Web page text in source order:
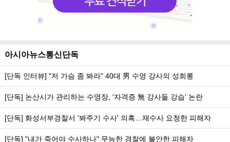
아시아뉴스통신단독
[단독 인터뷰] "저 가슴 좀 봐라" 40대 男 수영 강사의 성희롱
[단독] 논산시가 관리하는 수영장, '자격증 無 강사들 강습' 논란
[단독] 화성서부경찰서 '봐주기 수사' 의혹…재수사 요청한 피해자
[단독] "내가 죽어야 수사하나" 무능한 경찰에 불안한 피해자